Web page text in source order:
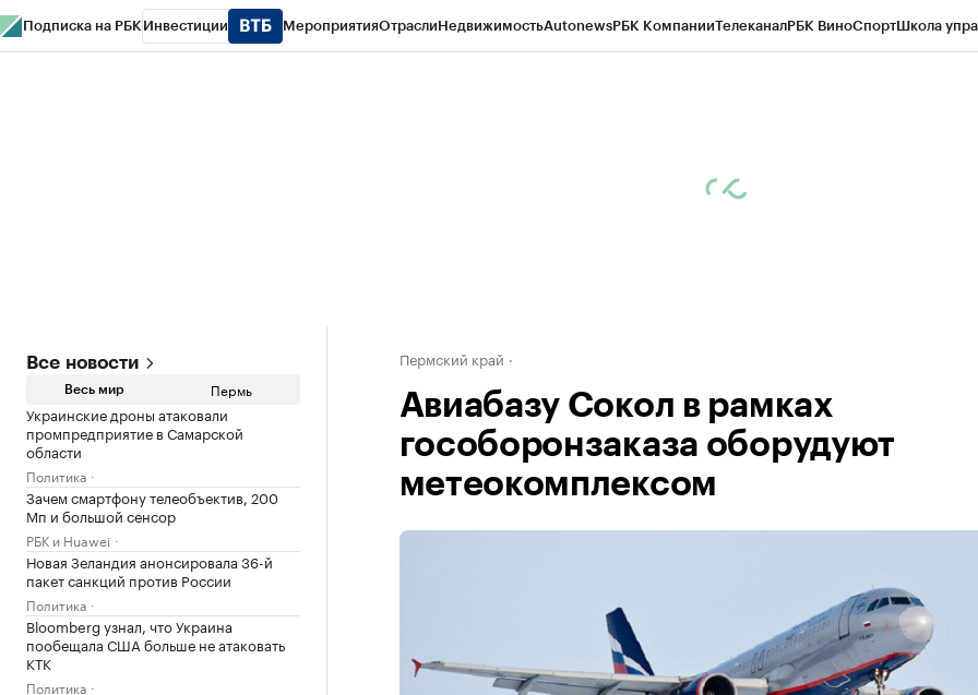
Подписка на РБК Инвестиции МероприятияОтраслиНедвижимостьAutonewsРБК КомпанииТелеканалРБК ВиноСпортШкола
Все новости
Весь мир Пермь
Украинские дроны атаковали
промпредприятие в Самарской
области
Политика
Зачем смартфону телеобъектив, 200
Мп и большой сенсор
РБК и Huawei
Новая Зеландия анонсировала 36-й
пакет санкций против России
Политика
Bloomberg узнал, что Украина
пообещала США больше не атаковать
КТК
Политика
Пермский край
Авиабазу Сокол в рамках
гособоронзаказа оборудуют
метеокомплексом